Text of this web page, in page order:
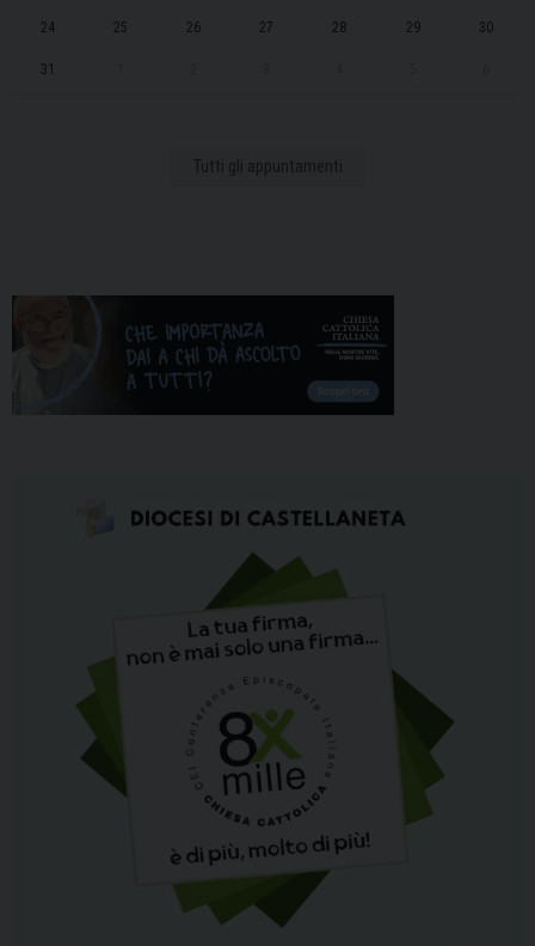
24 25 26 27 28 29 30
31
Tutti gli appuntamenti